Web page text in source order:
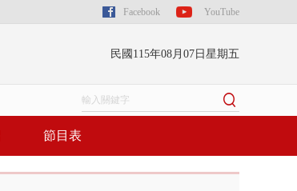
Facebook YouTube
民國115年08月07日星期五
節目表